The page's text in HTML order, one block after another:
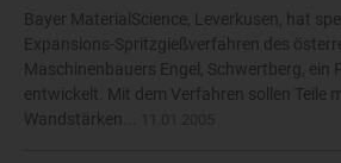
Bayer MaterialScience, Leverkusen, hat
Expansions-Spritzgießverfahren des
Maschinenbauers Engel, Schwertberg, ein
entwickelt. Mit dem Verfahren sollen Teile
Wandstärken...